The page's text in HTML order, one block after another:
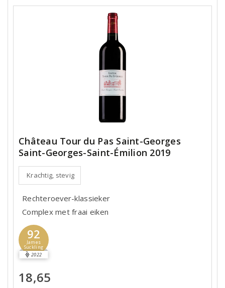
Château Tour du Pas Saint-Georges
Saint-Georges-Saint-Émilion 2019
Krachtig, stevig
Rechteroever-klassieker
Complex met fraai eiken
92
James
Suckling
2022
18,65